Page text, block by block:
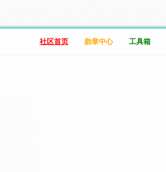
社区首页 勋章中心 工具箱